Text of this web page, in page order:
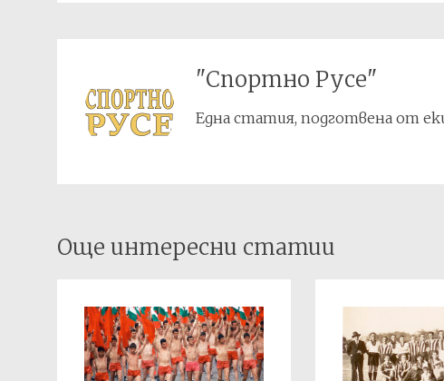
"Спортно Русе"
Една статия, подготвена от
Post
navigation
Още интересни статии